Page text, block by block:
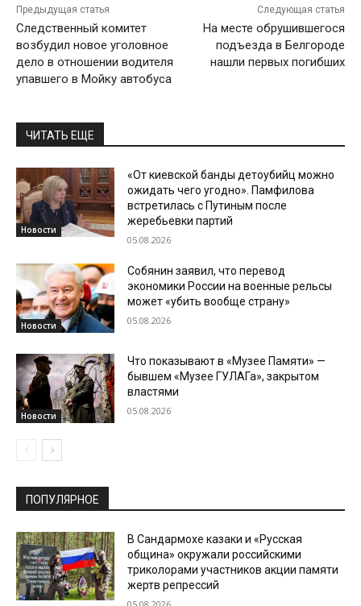
Предыдущая статья
Следственный комитет
возбудил новое уголовное
дело в отношении водителя
упавшего в Мойку автобуса
Следующая статья
На месте обрушившегося
подъезда в Белгороде
нашли первых погибших
ЧИТАТЬ ЕЩЕ
Новости
«От киевской банды детоубийц можно
ожидать чего угодно». Памфилова
встретилась с Путиным после
жеребьевки партий
05.08.2026
Новости
Собянин заявил, что перевод
экономики России на военные рельсы
может «убить вообще страну»
05.08.2026
Новости
Что показывают в «Музее Памяти» —
бывшем «Музее ГУЛАГа», закрытом
властями
05.08.2026
ПОПУЛЯРНОЕ
В Сандармохе казаки и «Русская
община» окружали российскими
триколорами участников акции памяти
жертв репрессий